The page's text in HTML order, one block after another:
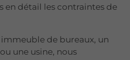
en détail les contraintes de
de bureaux, un
une usine, nous